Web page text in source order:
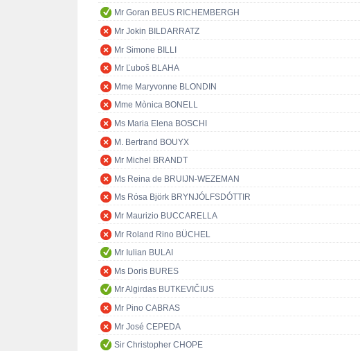
Mr Goran BEUS RICHEMBERGH
Mr Jokin BILDARRATZ
Mr Simone BILLI
Mr Ľuboš BLAHA
Mme Maryvonne BLONDIN
Mme Mònica BONELL
Ms Maria Elena BOSCHI
M. Bertrand BOUYX
Mr Michel BRANDT
Ms Reina de BRUIJN-WEZEMAN
Ms Rósa Björk BRYNJÓLFSDÓTTIR
Mr Maurizio BUCCARELLA
Mr Roland Rino BÜCHEL
Mr Iulian BULAI
Ms Doris BURES
Mr Algirdas BUTKEVIČIUS
Mr Pino CABRAS
Mr José CEPEDA
Sir Christopher CHOPE